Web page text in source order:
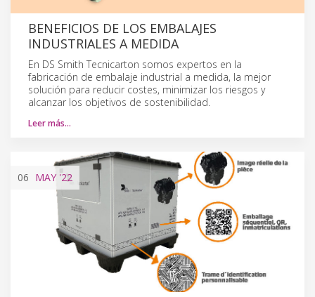
BENEFICIOS DE LOS EMBALAJES
INDUSTRIALES A MEDIDA
En DS Smith Tecnicarton somos expertos en la
fabricación de embalaje industrial a medida, la mejor
solución para reducir costes, minimizar los riesgos y
alcanzar los objetivos de sostenibilidad.
Leer más…
06 MAY '22